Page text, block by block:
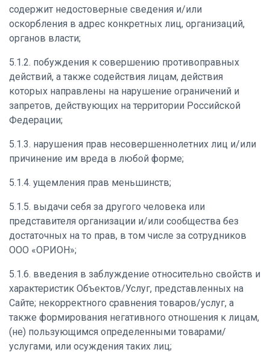
содержит недостоверные сведения и/или
оскорбления в адрес конкретных лиц, организаций,
органов власти;
5.1.2. побуждения к совершению противоправных
действий, а также содействия лицам, действия
которых направлены на нарушение ограничений и
запретов, действующих на территории Российской
Федерации;
5.1.3. нарушения прав несовершеннолетних лиц и/или
причинение им вреда в любой форме;
5.1.4. ущемления прав меньшинств;
5.1.5. выдачи себя за другого человека или
представителя организации и/или сообщества без
достаточных на то прав, в том числе за сотрудников
ООО «ОРИОН»;
5.1.6. введения в заблуждение относительно свойств и
характеристик Объектов/Услуг, представленных на
Сайте; некорректного сравнения товаров/услуг, а
также формирования негативного отношения к лицам,
(не) пользующимся определенными товарами/
услугами, или осуждения таких лиц;